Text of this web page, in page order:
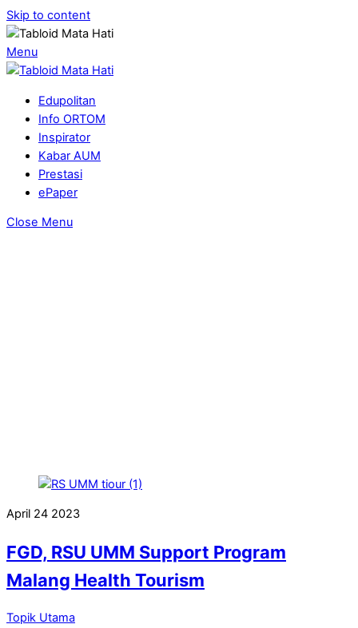
Skip to content
Menu
Edupolitan
Info ORTOM
Inspirator
Kabar AUM
Prestasi
ePaper
Close Menu
April 24 2023
FGD, RSU UMM Support Program
Malang Health Tourism
Topik Utama